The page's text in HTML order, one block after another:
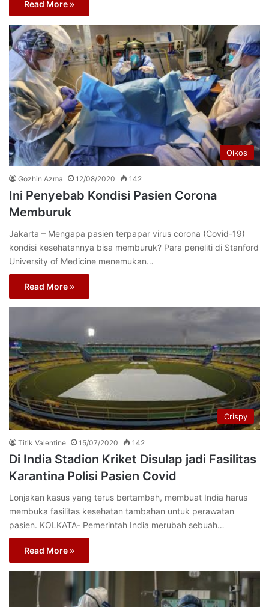
Read More »
Oikos
Gozhin Azma 12/08/2020 142
Ini Penyebab Kondisi Pasien Corona
Memburuk
Jakarta – Mengapa pasien terpapar virus corona (Covid-19)
kondisi kesehatannya bisa memburuk? Para peneliti di Stanford
University of Medicine menemukan…
Read More »
Crispy
Titik Valentine 15/07/2020 142
Di India Stadion Kriket Disulap jadi Fasilitas
Karantina Polisi Pasien Covid
Lonjakan kasus yang terus bertambah, membuat India harus
membuka fasilitas kesehatan tambahan untuk perawatan
pasien. KOLKATA- Pemerintah India merubah sebuah…
Read More »